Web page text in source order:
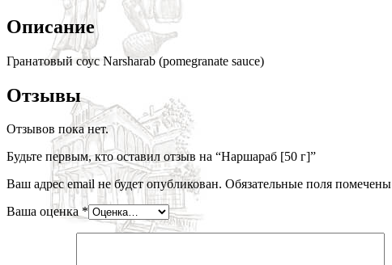
Описание
Гранатовый соус Narsharab (pomegranate sauce)
Отзывы
Отзывов пока нет.
Будьте первым, кто оставил отзыв на “Наршараб [50 г]”
Ваш адрес email не будет опубликован. Обязательные поля помечены
Ваша оценка *